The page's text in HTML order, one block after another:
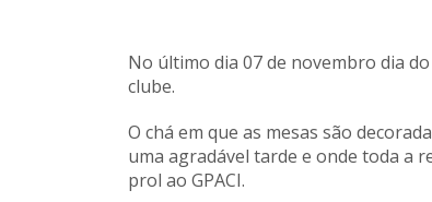
No último dia 07 de novembro dia
clube.
O chá em que as mesas são
uma agradável tarde e onde toda a
prol ao GPACI.